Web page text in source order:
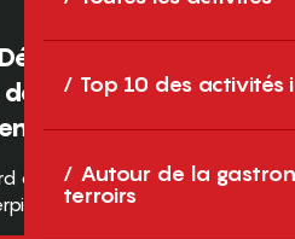
Top 10 des activités
Autour de la
terroirs
Pyrénées-
des Pyrénées
Cedex